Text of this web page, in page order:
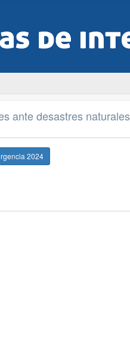
ante desastres naturales
2024